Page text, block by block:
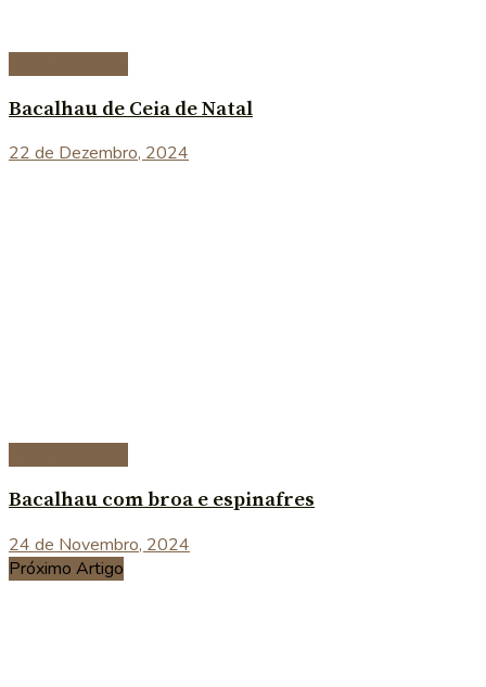
Bacalhau de Ceia de Natal
22 de Dezembro, 2024
Bacalhau com broa e espinafres
24 de Novembro, 2024
Próximo Artigo